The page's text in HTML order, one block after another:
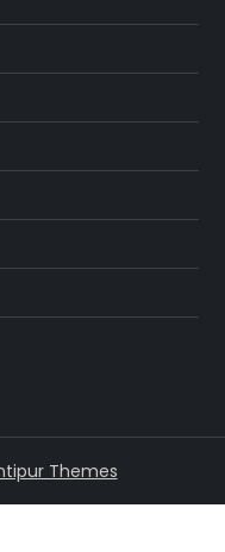
Themes